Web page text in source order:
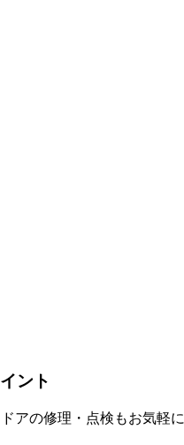
ント
アの修理・点検もお気軽